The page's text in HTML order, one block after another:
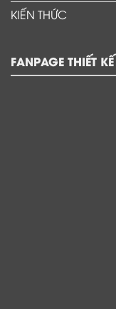
KIẾN THỨC
FANPAGE THIẾT